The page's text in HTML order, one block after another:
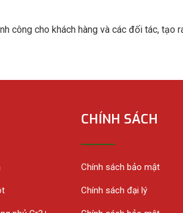
cho khách hàng và các đối tác, tạo
CHÍNH SÁCH
Chính sách bảo mật
Chính sách đại lý